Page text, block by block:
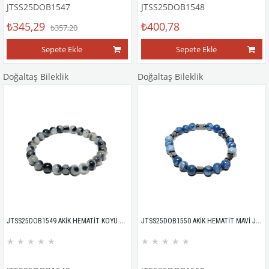
JTSS25DOB1547
₺345,29 ₺357,20
Sepete Ekle
JTSS25DOB1548
₺400,78
Sepete Ekle
Doğaltaş Bileklik
JTSS25DOB1549 AKİK HEMATİT KOYU GRİ JANTİ DOĞALTAŞ BİLEKLİK
★ ★ ★ ★ ★
Doğaltaş Bileklik
JTSS25DOB1550 AKİK HEMATİT MAVİ JANTİ DOĞALTAŞ BİLEKLİK
★ ★ ★ ★ ★